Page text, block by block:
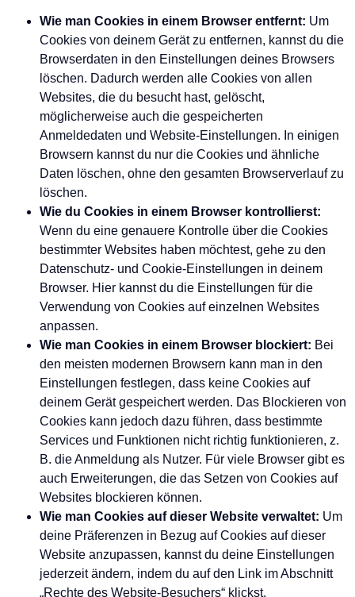
Wie man Cookies in einem Browser entfernt: Um
Cookies von deinem Gerät zu entfernen, kannst du die
Browserdaten in den Einstellungen deines Browsers
löschen. Dadurch werden alle Cookies von allen
Websites, die du besucht hast, gelöscht,
möglicherweise auch die gespeicherten
Anmeldedaten und Website-Einstellungen. In einigen
Browsern kannst du nur die Cookies und ähnliche
Daten löschen, ohne den gesamten Browserverlauf zu
löschen.
Wie du Cookies in einem Browser kontrollierst:
Wenn du eine genauere Kontrolle über die Cookies
bestimmter Websites haben möchtest, gehe zu den
Datenschutz- und Cookie-Einstellungen in deinem
Browser. Hier kannst du die Einstellungen für die
Verwendung von Cookies auf einzelnen Websites
anpassen.
Wie man Cookies in einem Browser blockiert: Bei
den meisten modernen Browsern kann man in den
Einstellungen festlegen, dass keine Cookies auf
deinem Gerät gespeichert werden. Das Blockieren von
Cookies kann jedoch dazu führen, dass bestimmte
Services und Funktionen nicht richtig funktionieren, z.
B. die Anmeldung als Nutzer. Für viele Browser gibt es
auch Erweiterungen, die das Setzen von Cookies auf
Websites blockieren können.
Wie man Cookies auf dieser Website verwaltet: Um
deine Präferenzen in Bezug auf Cookies auf dieser
Website anzupassen, kannst du deine Einstellungen
jederzeit ändern, indem du auf den Link im Abschnitt
„Rechte des Website-Besuchers“ klickst.